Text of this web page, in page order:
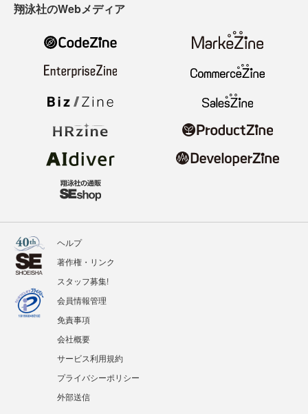
翔泳社のWebメディア
ヘルプ
著作権・リンク
スタッフ募集!
会員情報管理
免責事項
会社概要
サービス利用規約
プライバシーポリシー
外部送信